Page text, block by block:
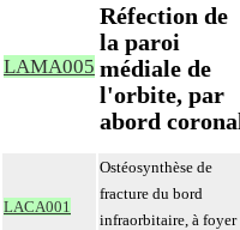
LAMA005
Réfection de
la paroi
médiale de
l'orbite, par
abord
LACA001
Ostéosynthèse de
fracture du bord
infraorbitaire, à foyer